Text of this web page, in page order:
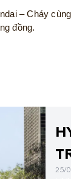
– Cháy
đồng.
25/